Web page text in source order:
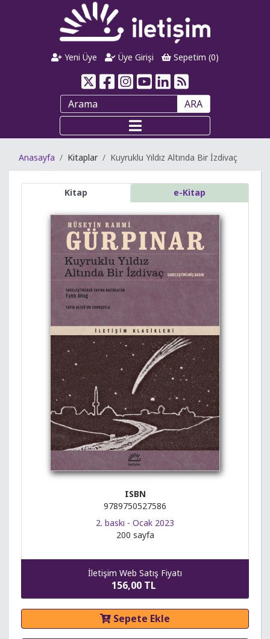
Yeni Üye Üye Girişi Sepetim (0)
ARA
Anasayfa Kitaplar Kuyruklu Yıldız Altında Bir İzdivaç
Kitap e-Kitap
ISBN
9789750527586
2. baskı - Ocak 2023
200 sayfa
İletişim Web Satış Fiyatı
156,00 TL
Sepete Ekle